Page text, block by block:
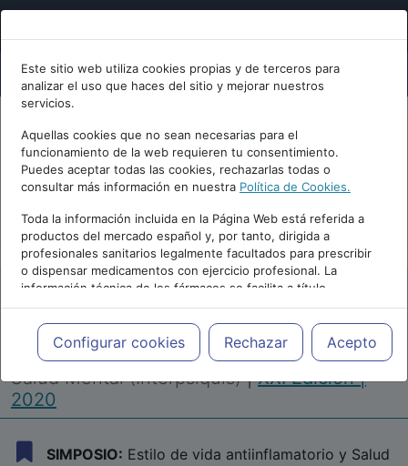
Este sitio web utiliza cookies propias y de terceros para
analizar el uso que haces del sitio y mejorar nuestros
servicios.
Aquellas cookies que no sean necesarias para el
funcionamiento de la web requieren tu consentimiento.
Puedes aceptar todas las cookies, rechazarlas todas o
consultar más información en nuestra Política de Cookies.
Toda la información incluida en la Página Web está referida a
productos del mercado español y, por tanto, dirigida a
profesionales sanitarios legalmente facultados para prescribir
o dispensar medicamentos con ejercicio profesional. La
información técnica de los fármacos se facilita a título
meramente informativo, siendo responsabilidad de los
profesionales facultados prescribir medicamentos y decidir, en
cada caso concreto, el tratamiento más adecuado a las
necesidades del paciente.
Configurar cookies Rechazar Acepto
Repositorio de Artículos |Congreso Virtual
Internacional de Psiquiatría, Psicología y
Salud Mental (Interpsiquis)|XXI Edición |
2020
SIMPOSIO: Estilo de vida antiinflamatorio y Salud